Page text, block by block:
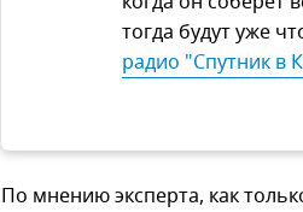
тогда будут уже
радио "Спутник в
По мнению эксперта, как